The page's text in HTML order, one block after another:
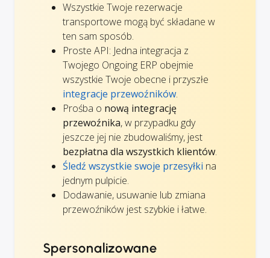
Wszystkie Twoje rezerwacje
transportowe mogą być składane w
ten sam sposób.
Proste API: Jedna integracja z
Twojego Ongoing ERP obejmie
wszystkie Twoje obecne i przyszłe
integracje przewoźników.
Prośba o nową integrację
przewoźnika, w przypadku gdy
jeszcze jej nie zbudowaliśmy, jest
bezpłatna dla wszystkich klientów.
Śledź wszystkie swoje przesyłki na
jednym pulpicie.
Dodawanie, usuwanie lub zmiana
przewoźników jest szybkie i łatwe.
Spersonalizowane